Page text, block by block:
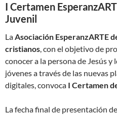
I Certamen
Juvenil
LaAsociación EsperanzARTE
cristianos, con el objetivo de
conocer a la persona de Jesús
jóvenes a través de las nuevas
digitales, convoca I Certamen
La fecha final de presentación